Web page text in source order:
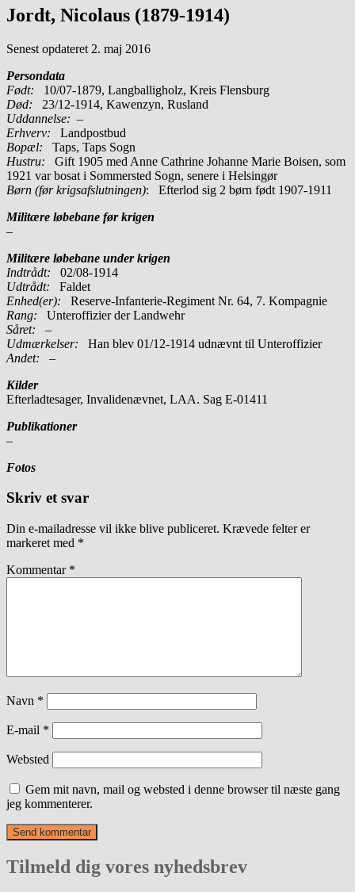
Jordt, Nicolaus (1879-1914)
Senest opdateret 2. maj 2016
Persondata
Født: 10/07-1879, Langballigholz, Kreis Flensburg
Død: 23/12-1914, Kawenzyn, Rusland
Uddannelse: –
Erhverv: Landpostbud
Bopæl: Taps, Taps Sogn
Hustru: Gift 1905 med Anne Cathrine Johanne Marie Boisen, som
1921 var bosat i Sommersted Sogn, senere i Helsingør
Børn (før krigsafslutningen): Efterlod sig 2 børn født 1907-1911
Militære løbebane før krigen
–
Militære løbebane under krigen
Indtrådt: 02/08-1914
Udtrådt: Faldet
Enhed(er):
Reserve-Infanterie-Regiment Nr. 64, 7. Kompagnie
Rang:
Unteroffizier der Landwehr
Såret: –
Udmærkelser: Han blev 01/12-1914 udnævnt til Unteroffizier
Andet: –
Kilder
Efterladtesager, Invalidenævnet, LAA. Sag E-01411
Publikationer
–
Fotos
Skriv et svar
Din e-mailadresse vil ikke blive publiceret. Krævede felter er
markeret med *
Kommentar *
Navn *
E-mail *
Websted
Gem mit navn, mail og websted i denne browser til næste gang
jeg kommenterer.
Tilmeld dig vores nyhedsbrev